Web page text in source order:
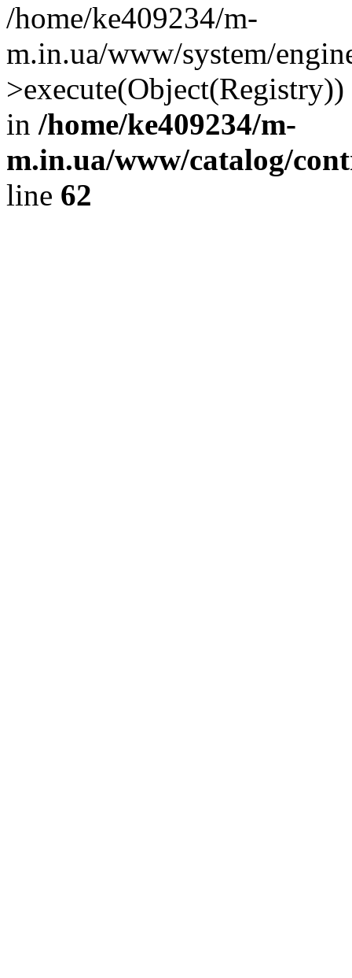
/home/ke409234/m-
m.in.ua/www/system/
in /home/ke409234/m-
m.in.ua/www/catalog/
line 62